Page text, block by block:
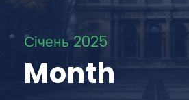
Січень 2025
Month